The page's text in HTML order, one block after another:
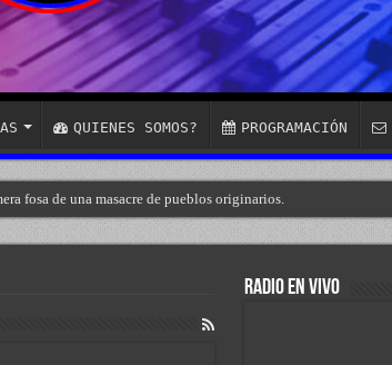
QUIENES SOMOS? PROGRAMACIÓN
fosa de una masacre de pueblos originarios.
Toscas, Norberto “Beto” Gómez.
RADIO EN VIVO